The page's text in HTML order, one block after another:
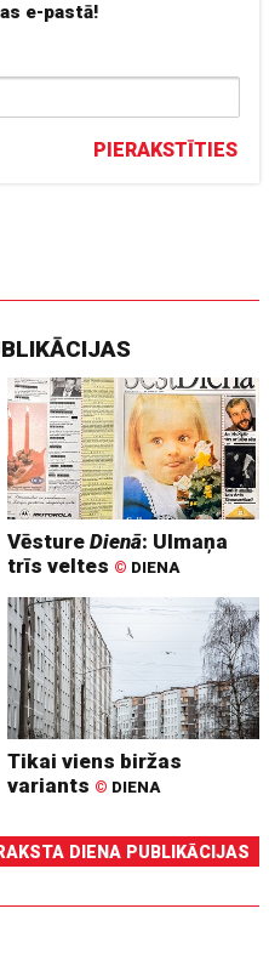
e-pastā!
PIERAKSTĪTIES
VēstureDienā: Ulmaņa
trīs veltes © DIENA
Tikai viens biržas
variants © DIENA
DIENA PUBLIKĀCIJAS